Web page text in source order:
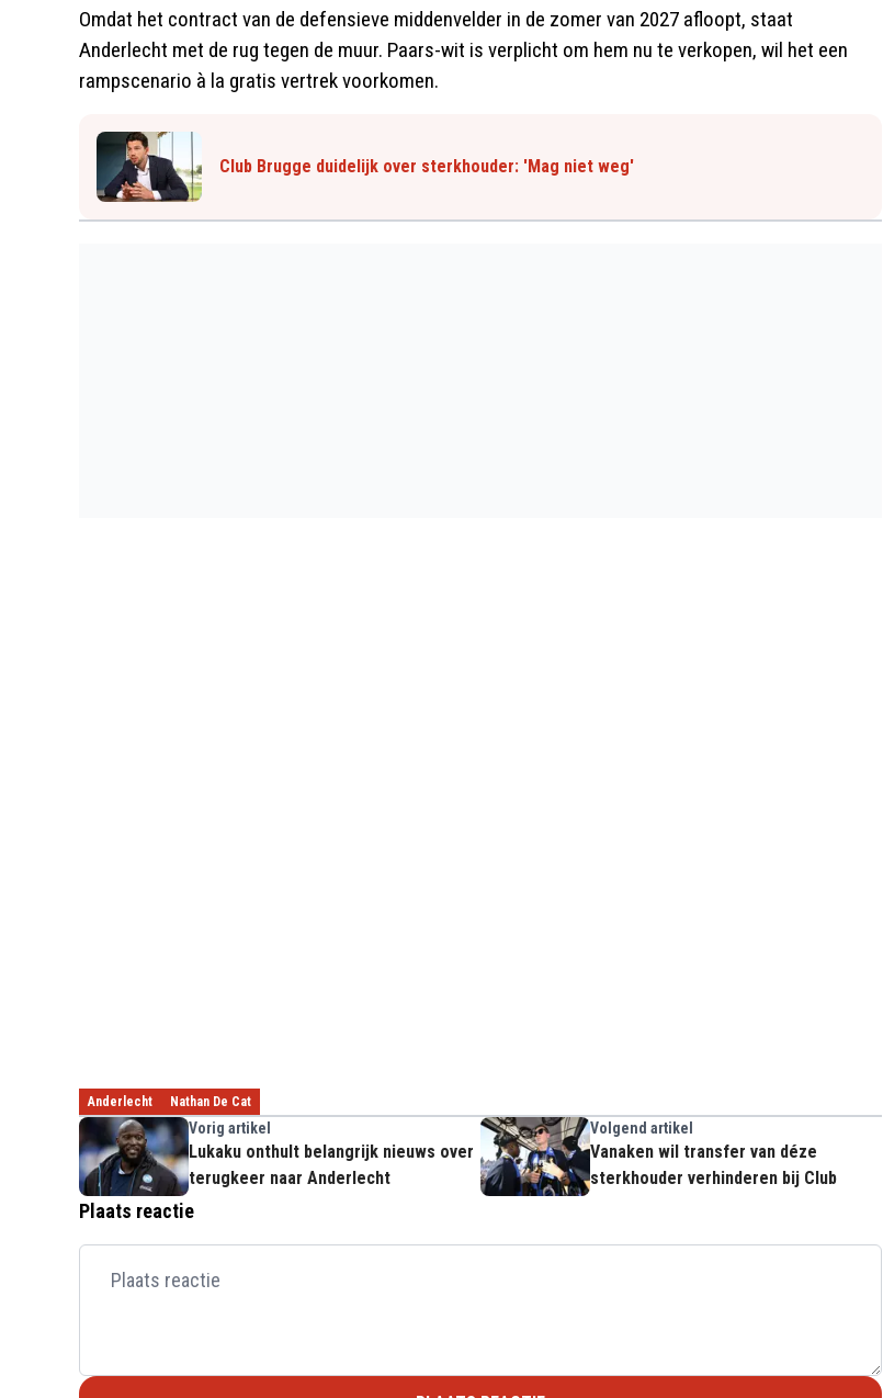
Omdat het contract van de defensieve middenvelder in de zomer van 2027 afloopt, staat
Anderlecht met de rug tegen de muur. Paars-wit is verplicht om hem nu te verkopen, wil het een
rampscenario à la gratis vertrek voorkomen.
Club Brugge duidelijk over sterkhouder: 'Mag niet weg'
Anderlecht Nathan De Cat
Vorig artikel
Lukaku onthult belangrijk nieuws over
terugkeer naar Anderlecht
Volgend artikel
Vanaken wil transfer van déze
sterkhouder verhinderen bij Club
Plaats reactie